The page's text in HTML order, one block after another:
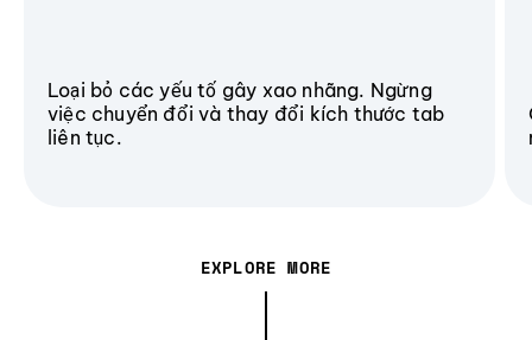
Loại bỏ các yếu tố gây xao nhãng. Ngừng
việc chuyển đổi và thay đổi kích thước tab
liên tục.
EXPLORE MORE